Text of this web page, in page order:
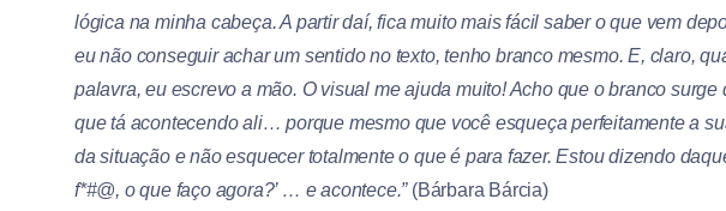
lógica na minha cabeça. A partir daí, fica muito mais fácil saber o que vem
eu não conseguir achar um sentido no texto, tenho branco mesmo. E, claro,
palavra, eu escrevo a mão. O visual me ajuda muito! Acho que o branco
que tá acontecendo ali… porque mesmo que você esqueça perfeitamente a
da situação e não esquecer totalmente o que é para fazer. Estou dizendo
f*#@, o que faço agora?’ … e acontece.”(Bárbara Bárcia)